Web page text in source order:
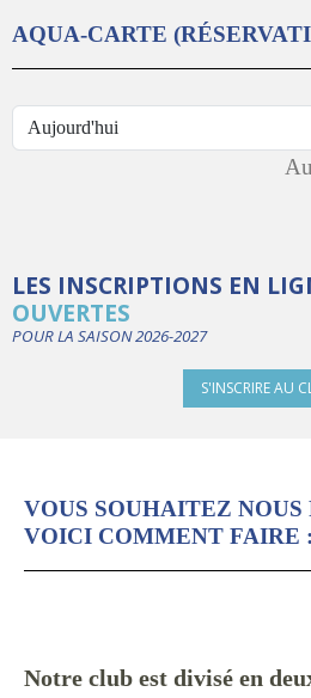
AQUA-CARTE
LES INSCRIPTIONS EN
OUVERTES
POUR LA SAISON 2026-2027
S'INSCRIRE AU
VOUS SOUHAITEZ NOUS
VOICI COMMENT FAIRE :
Notre club est divisé en